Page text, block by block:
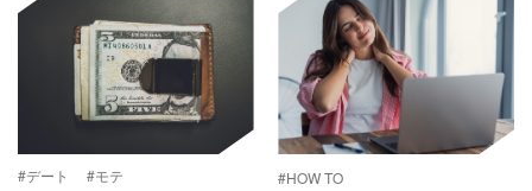
#デート #モテ #HOW TO